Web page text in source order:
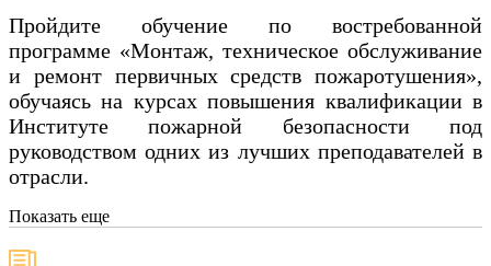
Пройдите обучение по востребованной
программе «Монтаж, техническое обслуживание
и ремонт первичных средств пожаротушения»,
обучаясь на курсах повышения квалификации в
Институте пожарной безопасности под
руководством одних из лучших преподавателей в
отрасли.
Показать еще